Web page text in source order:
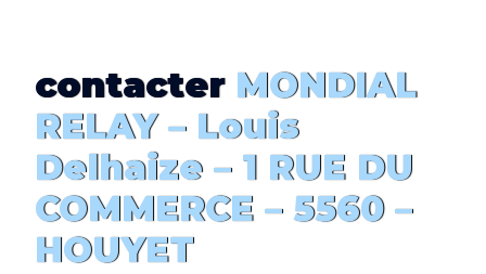
contacterMONDIAL
RELAY – Louis
Delhaize – 1 RUE DU
COMMERCE – 5560 –
HOUYET